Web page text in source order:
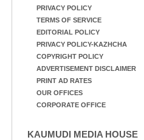
PRIVACY POLICY
TERMS OF SERVICE
EDITORIAL POLICY
PRIVACY POLICY-KAZHCHA
COPYRIGHT POLICY
ADVERTISEMENT DISCLAIMER
PRINT AD RATES
OUR OFFICES
CORPORATE OFFICE
KAUMUDI MEDIA HOUSE